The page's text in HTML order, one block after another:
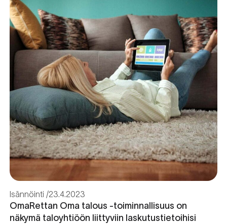
Isännöinti 23.4.2023
OmaRettan Oma talous -toiminnallisuus on
näkymä taloyhtiöön liittyviin laskutustietoihisi